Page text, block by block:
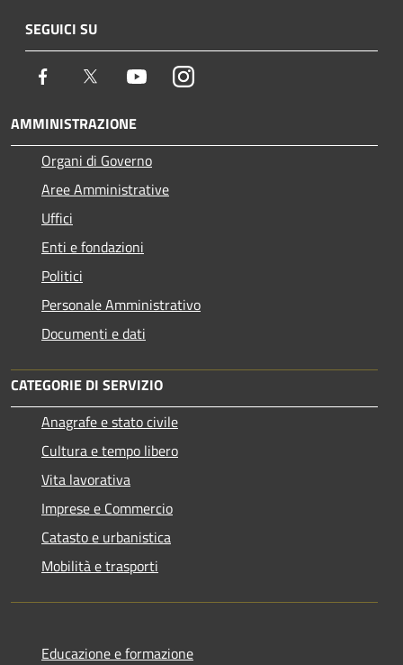
SEGUICI SU
Facebook Twitter YoutubeInstagram
AMMINISTRAZIONE
Organi di Governo
Aree Amministrative
Uffici
Enti e fondazioni
Politici
Personale Amministrativo
Documenti e dati
CATEGORIE DI SERVIZIO
Anagrafe e stato civile
Cultura e tempo libero
Vita lavorativa
Imprese e Commercio
Catasto e urbanistica
Mobilità e trasporti
Educazione e formazione